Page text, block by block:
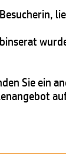
Sie ein